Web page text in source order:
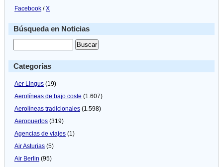
Facebook /X
Búsqueda en Noticias
Categorías
Aer Lingus (19)
Aerolíneas de bajo coste (1.607)
Aerolíneas tradicionales (1.598)
Aeropuertos (319)
Agencias de viajes (1)
Air Asturias (5)
Air Berlin (95)